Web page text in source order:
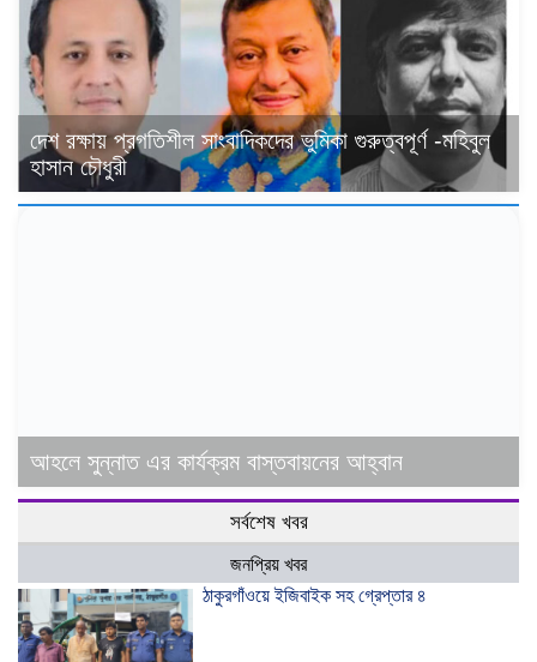
দেশ রক্ষায় প্রগতিশীল সাংবাদিকদের ভুমিকা গুরুত্বপূর্ণ -মহিবুল
হাসান চৌধুরী
আহলে সুন্নাত এর কার্যক্রম বাস্তবায়নের আহ্বান
সর্বশেষ খবর
জনপ্রিয় খবর
ঠাকুরগাঁওয়ে ইজিবাইক সহ গ্রেপ্তার ৪